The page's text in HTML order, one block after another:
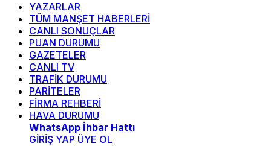
YAZARLAR
TÜM MANŞET HABERLERİ
CANLI SONUÇLAR
PUAN DURUMU
GAZETELER
CANLI TV
TRAFİK DURUMU
PARİTELER
FİRMA REHBERİ
HAVA DURUMU
WhatsApp İhbar Hattı
GİRİŞ YAP ÜYE OL